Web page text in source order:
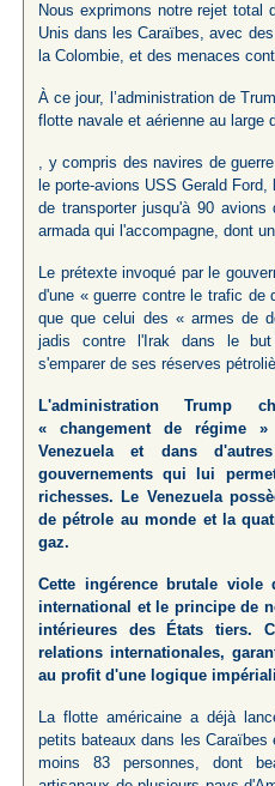
Nous exprimons notre rejet total
Unis dans les Caraïbes, avec
la Colombie, et des menaces
À ce jour, l’administration de
flotte navale et aérienne au large
, y compris des navires de
le porte-avions USS Gerald
de transporter jusqu'à 90
armada qui l'accompagne, dont
Le prétexte invoqué par le
d'une « guerre contre le trafic de
que que celui des « armes de
jadis contre l'Irak dans le
s'emparer de ses réserves
L'administration Trump
« changement de régime
Venezuela et dans
gouvernements qui lui
richesses. Le Venezuela
de pétrole au monde et la
gaz.
Cette ingérence brutale
international et le principe de
intérieures des États tiers.
relations internationales,
au profit d'une logique
La flotte américaine a déjà
petits bateaux dans les
moins 83 personnes, dont